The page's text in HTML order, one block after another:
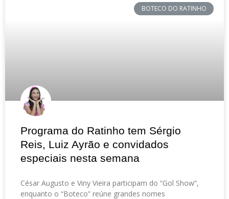
BOTECO DO RATINHO
Programa do Ratinho tem Sérgio
Reis, Luiz Ayrão e convidados
especiais nesta semana
César Augusto e Viny Vieira participam do “Gol Show”,
enquanto o “Boteco” reúne grandes nomes